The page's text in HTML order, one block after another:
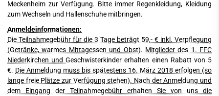
Meckenheim zur Verfügung. Bitte immer Regenkleidung, Kleidung
zum Wechseln und Hallenschuhe mitbringen.
Anmeldeinformationen:
Die Teilnahmegebühr für die 3 Tage beträgt 59,- € inkl. Verpflegung
(Getränke, warmes Mittagessen und Obst). Mitglieder des 1. FFC
Niederkirchen undGeschwisterkinder erhalten einen Rabatt von 5
€. Die Anmeldung muss bis spätestens 16. März 2018 erfolgen (so
lange freie Plätze zur Verfügung stehen). Nach der Anmeldung und
dem Eingang der Teilnahmegebühr erhalten Sie von uns die